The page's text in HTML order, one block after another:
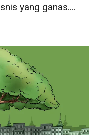
yang ganas....